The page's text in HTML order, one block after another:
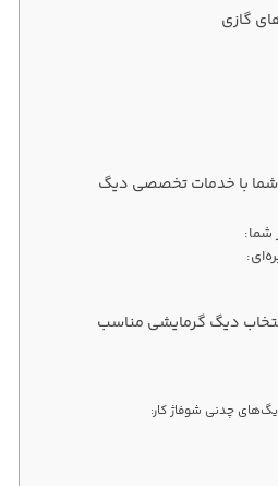
گازی
با خدمات تخصصی دیگ
شما:
دیگ گرمایشی مناسب
چدنی شوفاژ کار: